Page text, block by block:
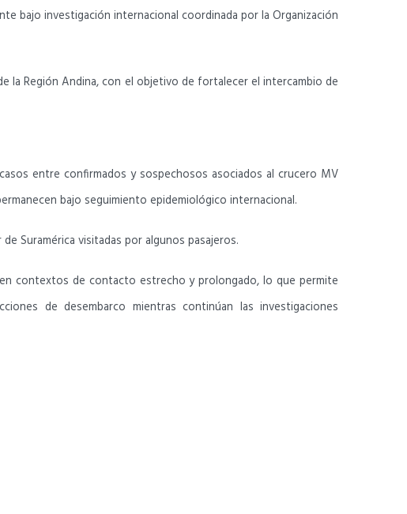
bajo investigación internacional coordinada por la Organización
la Región Andina, con el objetivo de fortalecer el intercambio de
entre confirmados y sospechosos asociados al crucero MV
bajo seguimiento epidemiológico internacional.
Suramérica visitadas por algunos pasajeros.
contextos de contacto estrecho y prolongado, lo que permite
de desembarco mientras continúan las investigaciones